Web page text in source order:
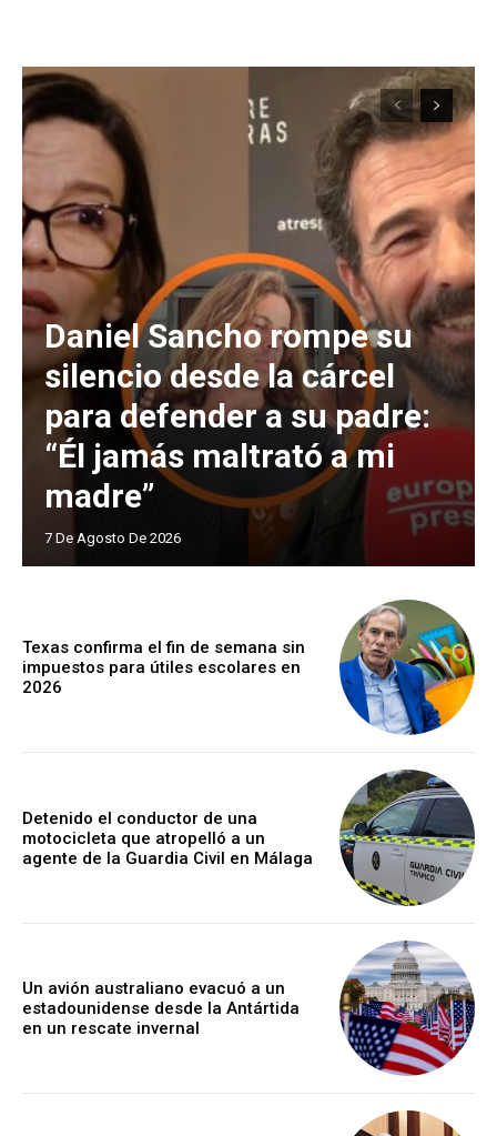
Daniel Sancho rompe su
silencio desde la cárcel
para defender a su padre:
“Él jamás maltrató a mi
madre”
7 De Agosto De 2026
Texas confirma el fin de semana sin
impuestos para útiles escolares en
2026
Detenido el conductor de una
motocicleta que atropelló a un
agente de la Guardia Civil en Málaga
Un avión australiano evacuó a un
estadounidense desde la Antártida
en un rescate invernal